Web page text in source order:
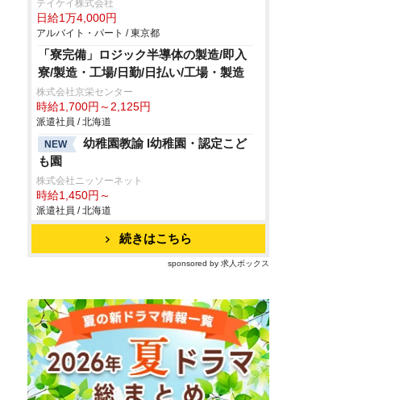
テイケイ株式会社
日給1万4,000円
アルバイト・パート / 東京都
「寮完備」ロジック半導体の製造/即入
寮/製造・工場/日勤/日払い/工場・製造
株式会社京栄センター
時給1,700円～2,125円
派遣社員 / 北海道
NEW
幼稚園教諭 l幼稚園・認定こど
も園
株式会社ニッソーネット
時給1,450円～
派遣社員 / 北海道
続きはこちら
sponsored by 求人ボックス